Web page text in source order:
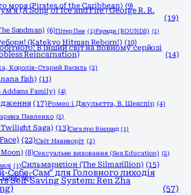
моря (Pirates of the Caribbean) (9)
(A Song of Ice and Fire | George R. R.
(19)
Sandman) (6)Пітер Пен (1)Раунди (ROUNDS) (1)
(Katekyo Hitman Reborn!) (10)
В інший світ на повному серйозі
Reincarnation) (14)
Королів-Старий Василь (2)
fish) (11)
Addams Family) (4)
(17)Ромео і Джульєтта, В. Шекспір (4)
Павленко (2)
Saga) (13)Сага про Вінланд (1)
(22)Світ Навиворіт (2)
(8)Сексуальне виховання (Sex Education) (2)
(1)Сильмариліон (The Silmarillion) (15)
Lock) (6)
Себе-Сам" для Головного лиходія
Self-Saving System: Ren Zha
(57)